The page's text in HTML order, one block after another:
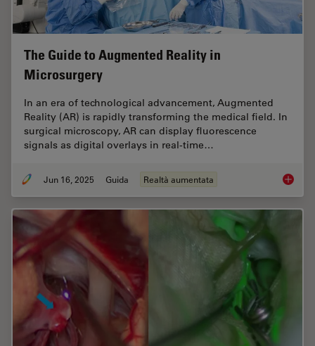
The Guide to Augmented Reality in
Microsurgery
In an era of technological advancement, Augmented
Reality (AR) is rapidly transforming the medical field. In
surgical microscopy, AR can display fluorescence
signals as digital overlays in real-time…
Jun 16, 2025 Guida Realtà aumentata The